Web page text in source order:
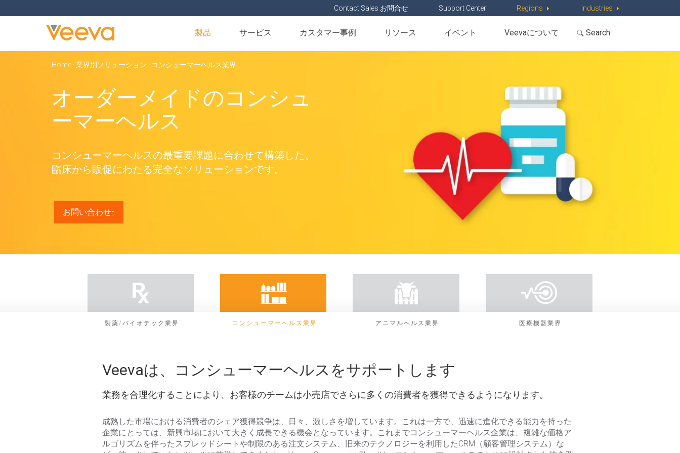
Contact Sales お問合せ Support Center Regions Industries
製品 サービス カスタマー事例 リソース イベント Veevaについて
Home ·業界別ソリューション · コンシューマーヘルス業界
オーダーメイドのコンシュ
ーマーヘルス
コンシューマーヘルスの最重要課題に合わせて構築した、
臨床から販促にわたる完全なソリューションです。
お問い合わせ
製薬/バイオテック業界 コンシューマーヘルス業界 アニマルヘルス業界 医療機器業界
Veevaは、コンシューマーヘルスをサポートします
業務を合理化することにより、お客様のチームは小売店でさらに多くの消費者を獲得できるようになります。
成熟した市場における消費者のシェア獲得競争は、日々、激しさを増しています。これは一方で、迅速に進化できる能力を持った
企業にとっては、新興市場において大きく成長できる機会となっています。これまでコンシューマーヘルス企業は、複雑な価格ア
ルゴリズムを伴ったスプレッドシートや制限のある注文システム、旧来のテクノロジーを利用したCRM（顧客管理システム）な